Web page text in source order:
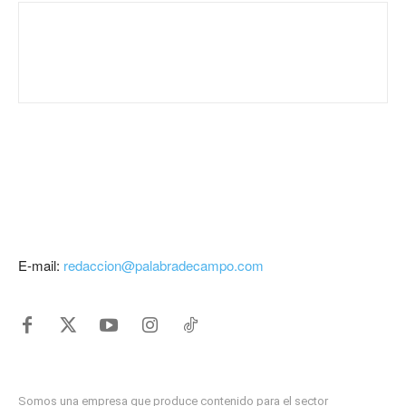
E-mail: redaccion@palabradecampo.com
Somos una empresa que produce contenido para el sector